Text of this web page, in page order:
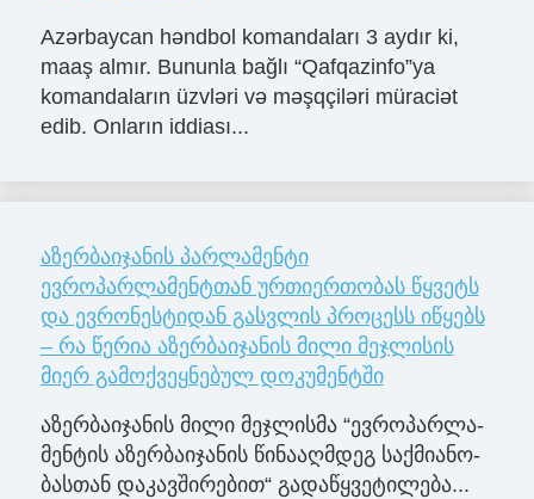
Azərbaycan həndbol komandaları 3 aydır ki,
maaş almır. Bununla bağlı “Qafqazinfo”ya
komandaların üzvləri və məşqçiləri müraciət
edib. Onların iddiası...
აზერბაიჯანის პარლამენტი
ევროპარლამენტთან ურთიერთობას წყვეტს
და ევრონესტიდან გასვლის პროცესს იწყებს
– რა წერია აზერბაიჯანის მილი მეჯლისის
მიერ გამოქვეყნებულ დოკუმენტში
აზერ­ბა­ი­ჯა­ნის მილი მე­ჯლის­მა “ევ­რო­პარ­ლა­
მენ­ტის აზერ­ბა­ი­ჯა­ნის წი­ნა­აღ­მდეგ საქ­მი­ა­ნო­
ბას­თან და­კავ­ში­რე­ბით“ გა­და­წყვე­ტი­ლე­ბა...